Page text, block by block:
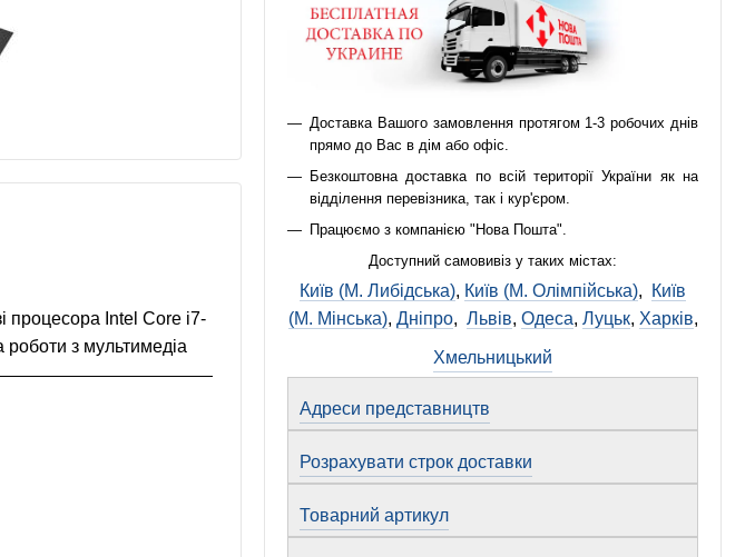
процесора Intel Core i7-
роботи з мультимедіа
Доставка Вашого замовлення протягом 1-3 робочих днів
прямо до Вас в дім або офіс.
Безкоштовна доставка по всій території України як на
відділення перевізника, так і кур'єром.
Працюємо з компанією "Нова Пошта".
Доступний самовивіз у таких містах:
Київ (М. Либідська), Київ (М. Олімпійська),
Київ
(М. Мінська), Дніпро, Львів, Одеса, Луцьк, Харків,
Хмельницький
Адреси представництв
Розрахувати строк доставки
Товарний артикул